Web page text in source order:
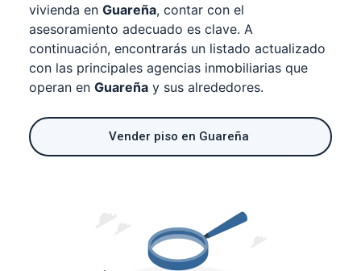
vivienda en Guareña, contar con el
asesoramiento adecuado es clave. A
continuación, encontrarás un listado actualizado
con las principales agencias inmobiliarias que
operan en Guareña y sus alrededores.
Vender piso en Guareña